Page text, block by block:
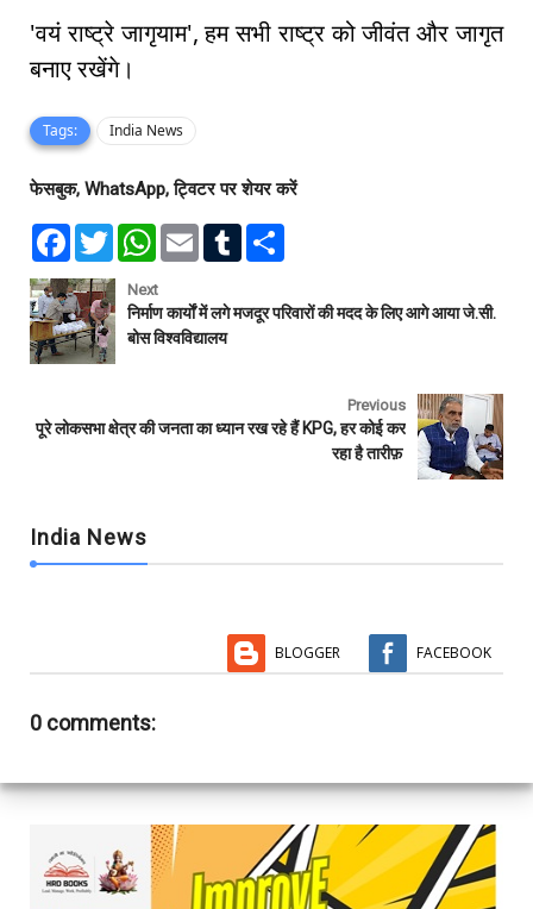
'वयं राष्ट्रे जागृयाम', हम सभी राष्ट्र को जीवंत और जागृत
बनाए रखेंगे।
Tags: India News
फेसबुक, WhatsApp, ट्विटर पर शेयर करें
F
e
b
o
o
k
T
w
t
t
e
r
W
t
s
A
p
E
l
T
l
e
Next
निर्माण कार्याें में लगे मजदूर परिवारों की मदद के लिए आगे आया जे.सी.
बोस विश्वविद्यालय
Previous
पूरे लोकसभा क्षेत्र की जनता का ध्यान रख रहे हैं KPG, हर कोई कर
रहा है तारीफ़
India News
BLOGGER FACEBOOK
0 comments: